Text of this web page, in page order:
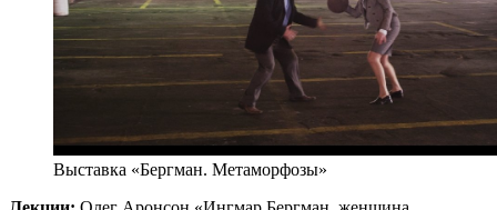
Выставка «Бергман. Метаморфозы»